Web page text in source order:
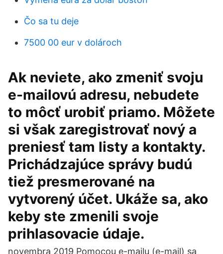
Čo sa tu deje
7500 00 eur v dolároch
Ak neviete, ako zmeniť svoju
e-mailovú adresu, nebudete
to môcť urobiť priamo. Môžete
si však zaregistrovať nový a
preniesť tam listy a kontakty.
Prichádzajúce správy budú
tiež presmerované na
vytvorený účet. Ukáže sa, ako
keby ste zmenili svoje
prihlasovacie údaje.
novembra 2019 Pomocou e-mailu (e-mail) sa